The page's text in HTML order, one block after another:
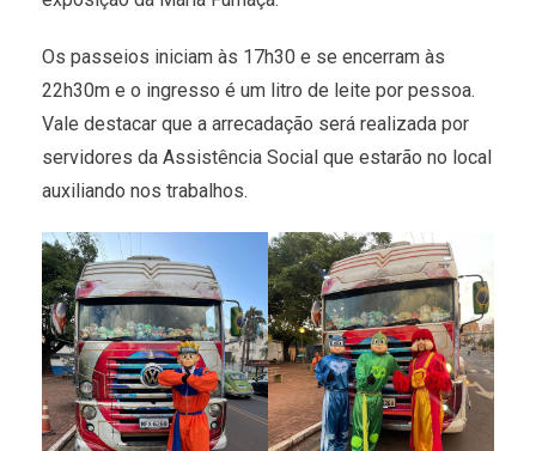
Os passeios iniciam às 17h30 e se encerram às
22h30m e o ingresso é um litro de leite por pessoa.
Vale destacar que a arrecadação será realizada por
servidores da Assistência Social que estarão no local
auxiliando nos trabalhos.